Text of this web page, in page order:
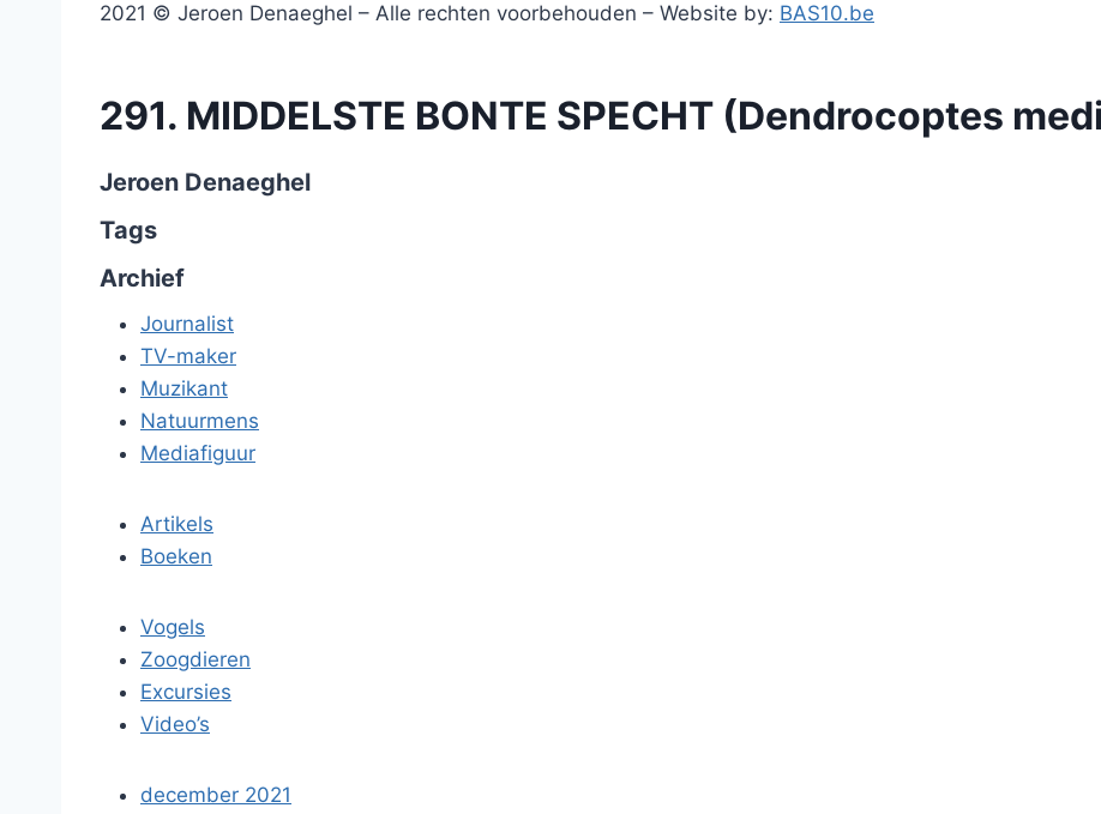
2021 © Jeroen Denaeghel – Alle rechten voorbehouden – Website by: BAS10.be
291. MIDDELSTE BONTE SPECHT (Dendrocoptes
Jeroen Denaeghel
Tags
Archief
Journalist
TV-maker
Muzikant
Natuurmens
Mediafiguur
Artikels
Boeken
Vogels
Zoogdieren
Excursies
Video’s
december 2021